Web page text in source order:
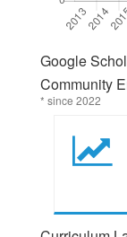
Google
Community
* since 2022